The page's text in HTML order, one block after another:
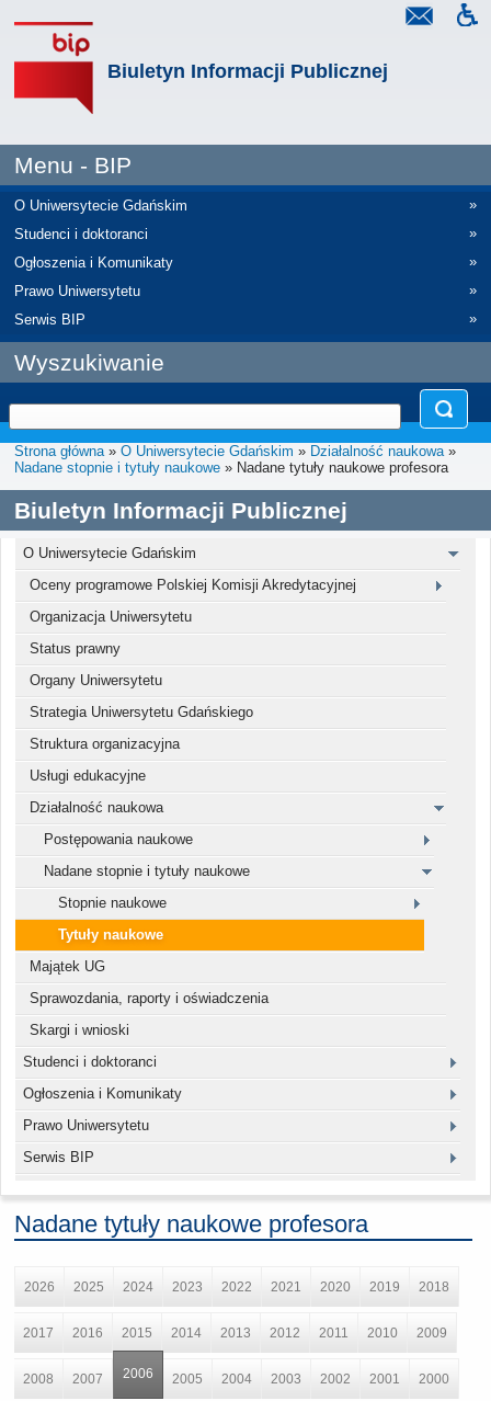
Biuletyn Informacji Publicznej
Menu - BIP
O Uniwersytecie Gdańskim
»
Studenci i doktoranci
»
Ogłoszenia i Komunikaty
»
Prawo Uniwersytetu
»
Serwis BIP
»
Wyszukiwanie
Strona główna» O Uniwersytecie Gdańskim » Działalność naukowa»
Nadane stopnie i tytuły naukowe » Nadane tytuły naukowe profesora
Biuletyn Informacji Publicznej
O Uniwersytecie Gdańskim
Oceny programowe Polskiej Komisji Akredytacyjnej
Organizacja Uniwersytetu
Status prawny
Organy Uniwersytetu
Strategia Uniwersytetu Gdańskiego
Struktura organizacyjna
Usługi edukacyjne
Działalność naukowa
Postępowania naukowe
Nadane stopnie i tytuły naukowe
Stopnie naukowe
Tytuły naukowe
Majątek UG
Sprawozdania, raporty i oświadczenia
Skargi i wnioski
Studenci i doktoranci
Ogłoszenia i Komunikaty
Prawo Uniwersytetu
Serwis BIP
Nadane tytuły naukowe profesora
2026 2025 2024 2023 2022 2021 2020 2019 2018
2017 2016 2015 2014 2013 2012 2011 2010 2009
2008 2007 2006 2005 2004 2003 2002 2001 2000